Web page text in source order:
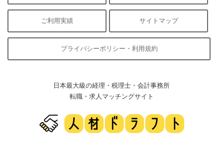
ご利用実績 サイトマップ
プライバシーポリシー・利用規約
日本最大級の経理・税理士・会計事務所
転職・求人マッチングサイト